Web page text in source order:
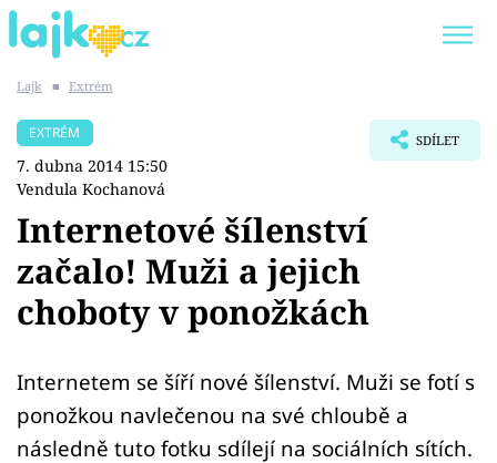
SHOPAHOLICADEL
Témata
Showbyznys
Youtubeři
Virály
Lajk ■ Extrém
EXTRÉM
7. dubna 2014 15:50
Vendula Kochanová
SDÍLET
Internetové šílenství
začalo! Muži a jejich
choboty v ponožkách
Internetem se šíří nové šílenství. Muži se fotí s
ponožkou navlečenou na své chloubě a
následně tuto fotku sdílejí na sociálních sítích.